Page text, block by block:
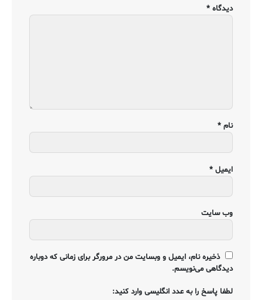
دیدگاه *
نام *
ایمیل *
وب‌ سایت
ذخیره نام، ایمیل و وبسایت من در مرورگر برای زمانی که دوباره
دیدگاهی می‌نویسم.
لطفا پاسخ را به عدد انگلیسی وارد کنید: